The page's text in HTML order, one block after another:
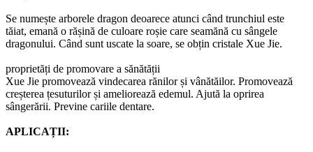
Se numește arborele dragon deoarece atunci când trunchiul este
tăiat, emană o rășină de culoare roșie care seamănă cu sângele
dragonului. Când sunt uscate la soare, se obțin cristale Xue Jie.
proprietăți de promovare a sănătății
Xue Jie promovează vindecarea rănilor și vânătăilor. Promovează
creșterea țesuturilor și ameliorează edemul. Ajută la oprirea
sângerării. Previne cariile dentare.
APLICAȚII: